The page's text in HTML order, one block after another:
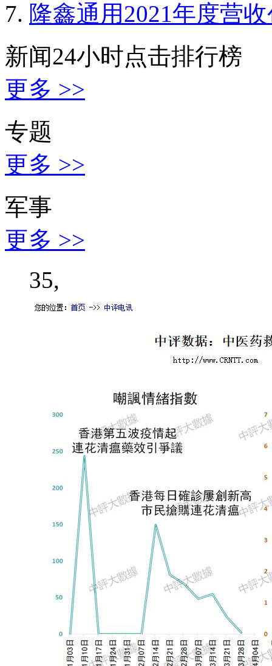
隆鑫通用2021年度营
新闻24小时点击排行榜
更多 >>
专题
更多 >>
军事
更多 >>
35,